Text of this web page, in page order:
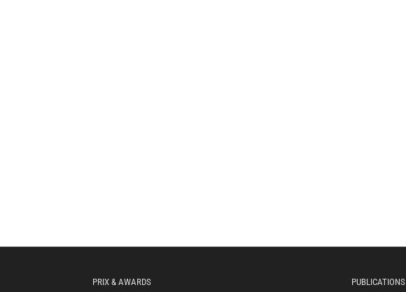
PRIX & AWARDS PUBLICATIONS